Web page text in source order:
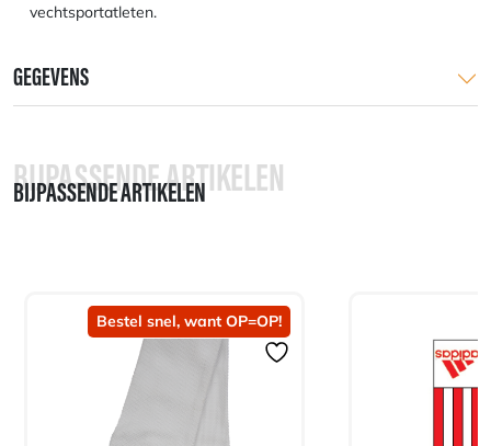
vechtsportatleten.
GEGEVENS
BIJPASSENDE ARTIKELEN
BIJPASSENDE ARTIKELEN
Bestel snel, want OP=OP!